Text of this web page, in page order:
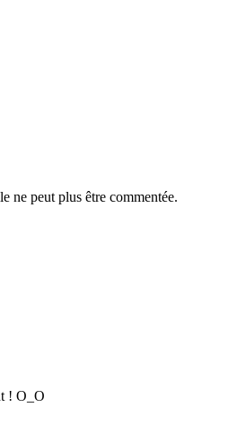
ne peut plus être commentée.
! O_O